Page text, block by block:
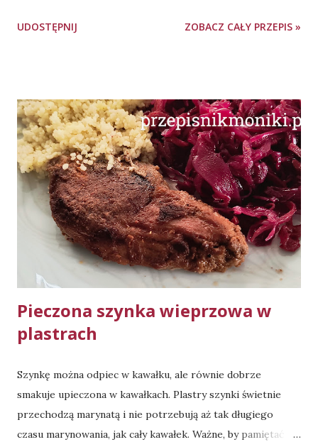
czosnku, 0,5 pęczka natki pietruszki ok. 200 g crème
rozdrabniamy ząbki czosnku. Pietruszkę myjemy, otrząsamy
z wody, obrywamy listki i drobno siekamy. Do miski
przekładamy czosnek, pietruszkę, dodajemy crème fraîche,
jogurt naturalny, musztardę, sól oraz pieprz. Dokładnie
mieszamy, do połączenia składników. Gotowy sos
wstawiamy do lodówki. By sos zgęstniał i nabrał przyjemnie
kremowej konsystencji, warto przygotować go
przynajmniej dzień wcześniej i pozostawić w lodówce na
całą noc. Sos świetnie pasuje do dań z ryby, sałatek oraz,
oczywiście, d...
UDOSTĘPNIJ ZOBACZ CAŁY PRZEPIS »
Pieczona szynka wieprzowa w
plastrach
Szynkę można odpiec w kawałku, ale równie dobrze
smakuje upieczona w kawałkach. Plastry szynki świetnie
przechodzą marynatą i nie potrzebują aż tak długiego
czasu marynowania, jak cały kawałek. Ważne, by pamiętać o